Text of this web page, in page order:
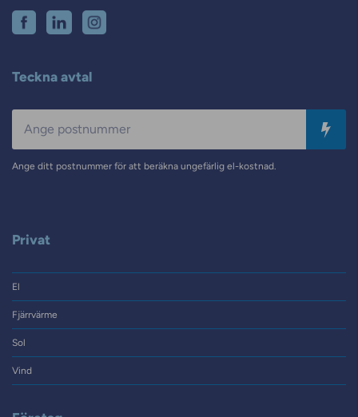
Teckna avtal
Ange ditt postnummer för att beräkna ungefärlig el-kostnad.
Privat
El
Fjärrvärme
Sol
Vind